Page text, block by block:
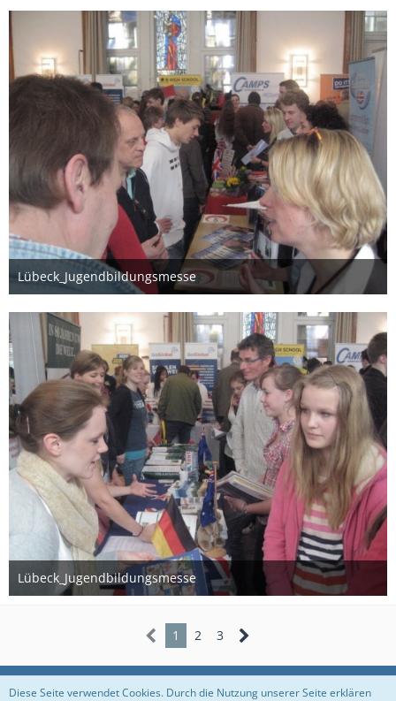
Lübeck_Jugendbildungsmesse
26. März 2012
Lübeck_Jugendbildungsmesse
26. März 2012
1 2 3
Datenschutzerklärung Impressum
Diese Seite verwendet Cookies. Durch die Nutzung unserer Seite erklären